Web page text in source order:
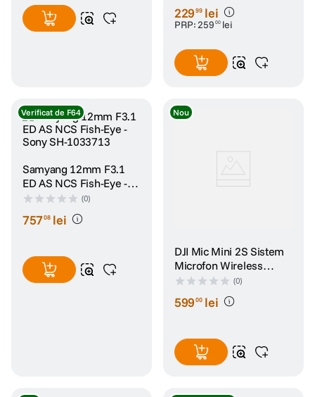
22999 lei
PRP:259 00 lei
Verificat de F64
Samyang 12mm F3.1
ED AS NCS Fish-Eye -
Sony SH-1033713
(0)
75708 lei
Nou
DJI Mic Mini 2S Sistem
Microfon Wireless
Single TX + 1 Mobile RX
+ Carcasa Incarcare
(0)
59900 lei